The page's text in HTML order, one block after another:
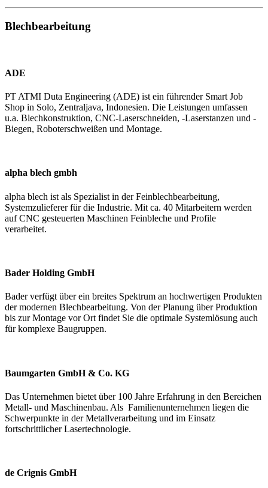
Blechbearbeitung
ADE
PT ATMI Duta Engineering (ADE) ist ein führender Smart Job
Shop in Solo, Zentraljava, Indonesien. Die Leistungen umfassen
u.a. Blechkonstruktion, CNC-Laserschneiden, -Laserstanzen und -
Biegen, Roboterschweißen und Montage.
alpha blech gmbh
alpha blech ist als Spezialist in der Feinblechbearbeitung,
Systemzulieferer für die Industrie. Mit ca. 40 Mitarbeitern werden
auf CNC gesteuerten Maschinen Feinbleche und Profile
verarbeitet.
Bader Holding GmbH
Bader verfügt über ein breites Spektrum an hochwertigen Produkten
der modernen Blechbearbeitung. Von der Planung über Produktion
bis zur Montage vor Ort findet Sie die optimale Systemlösung auch
für komplexe Baugruppen.
Baumgarten GmbH & Co. KG
Das Unternehmen bietet über 100 Jahre Erfahrung in den Bereichen
Metall- und Maschinenbau. Als Familienunternehmen liegen die
Schwerpunkte in der Metallverarbeitung und im Einsatz
fortschrittlicher Lasertechnologie.
de Crignis GmbH